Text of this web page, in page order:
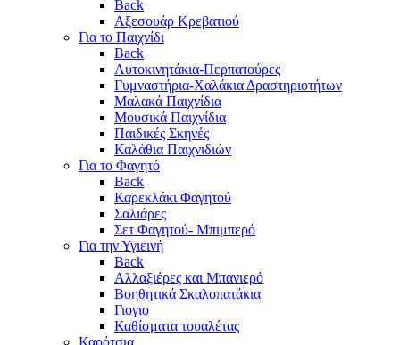
Back
Αξεσουάρ Κρεβατιού
Για το Παιχνίδι
Back
Αυτοκινητάκια-Περπατούρες
Γυμναστήρια-Χαλάκια Δραστηριοτήτων
Μαλακά Παιχνίδια
Μουσικά Παιχνίδια
Παιδικές Σκηνές
Καλάθια Παιχνιδιών
Για το Φαγητό
Back
Καρεκλάκι Φαγητού
Σαλιάρες
Σετ Φαγητού- Μπιμπερό
Για την Υγιεινή
Back
Αλλαξιέρες και Μπανιερό
Βοηθητικά Σκαλοπατάκια
Γιογιο
Καθίσματα τουαλέτας
Καρότσια